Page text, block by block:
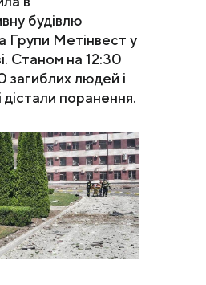
будівлю
Групи Метінвест у
Станом на 12:30
загиблих людей і
дістали поранення.